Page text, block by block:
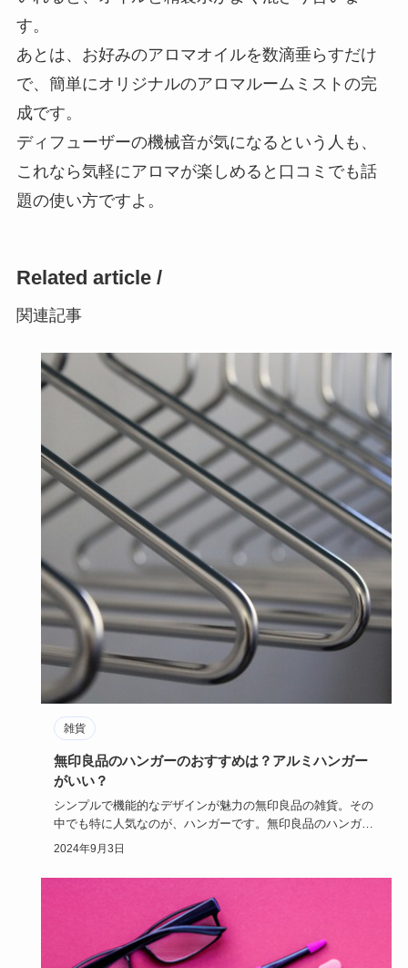
す。
あとは、お好みのアロマオイルを数滴垂らすだけ
で、簡単にオリジナルのアロマルームミストの完
成です。
ディフューザーの機械音が気になるという人も、
これなら気軽にアロマが楽しめると口コミでも話
題の使い方ですよ。
Related article /
関連記事
雑貨
無印良品のハンガーのおすすめは？アルミハンガー
がいい？
シンプルで機能的なデザインが魅力の無印良品の雑貨。その
中でも特に人気なのが、ハンガーです。無印良品のハンガー
は、木製のおし…
2024年9月3日